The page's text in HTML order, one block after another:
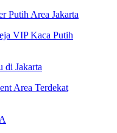
Putih Area Jakarta
VIP Kaca Putih
di Jakarta
Area Terdekat